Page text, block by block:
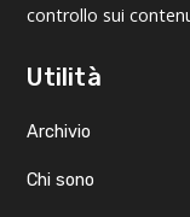
controllo sui
Utilità
Archivio
Chi sono